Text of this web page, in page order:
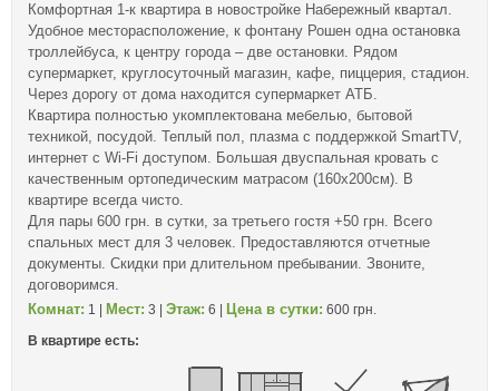
Комфортная 1-к квартира в новостройке Набережный квартал.
Удобное месторасположение, к фонтану Рошен одна остановка
троллейбуса, к центру города – две остановки. Рядом
супермаркет, круглосуточный магазин, кафе, пиццерия, стадион.
Через дорогу от дома находится супермаркет АТБ.
Квартира полностью укомплектована мебелью, бытовой
техникой, посудой. Теплый пол, плазма с поддержкой SmartTV,
интернет с Wi-Fi доступом. Большая двуспальная кровать с
качественным ортопедическим матрасом (160х200см). В
квартире всегда чисто.
Для пары 600 грн. в сутки, за третьего гостя +50 грн. Всего
спальных мест для 3 человек. Предоставляются отчетные
документы. Скидки при длительном пребывании. Звоните,
договоримся.
Комнат: 1 | Мест: 3 | Этаж: 6 | Цена в сутки: 600 грн.
В квартире есть: